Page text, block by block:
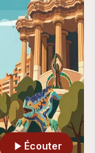
Écouter